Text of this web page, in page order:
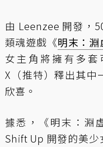
由 Leenzee 開發，
類魂遊戲《明末：淵
女主角將擁有多
X（推特）釋出其中
欣喜。
據悉，《明末：淵
Shift Up 開發的美